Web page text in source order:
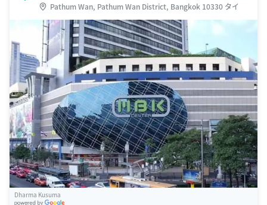
Pathum Wan, Pathum Wan District, Bangkok 10330 タイ
Dharma Kusuma